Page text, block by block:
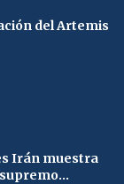
del Artemis
Irán muestra